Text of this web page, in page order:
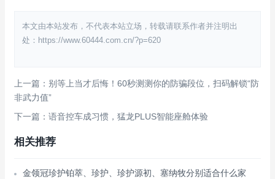
本文由本站发布，不代表本站立场，转载请联系作者并注明出
处：https://www.60444.com.cn/?p=620
上一篇：别等上当才后悔！60秒测测你的防骗段位，扫码解锁“防
非武力值”
下一篇：语音控车成习惯，猛龙PLUS智能座舱体验
相关推荐
金领冠珍护铂萃、珍护、珍护源初、塞纳牧分别适合什么家